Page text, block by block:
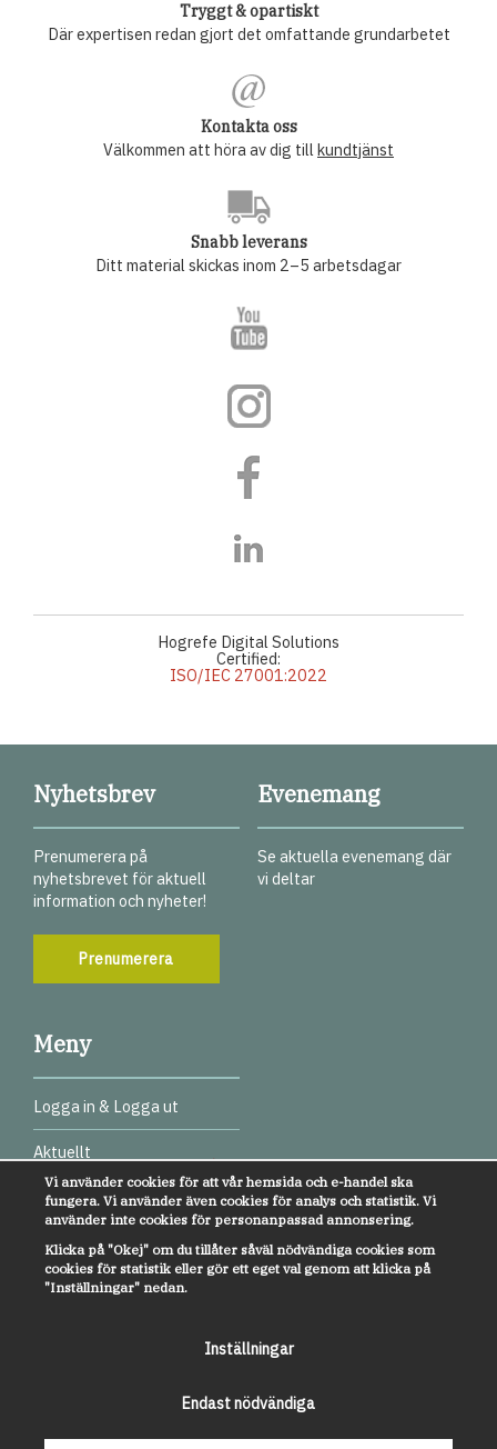
Tryggt & opartiskt
Där expertisen redan gjort det omfattande grundarbetet
Kontakta oss
Välkommen att höra av dig tillkundtjänst
Snabb leverans
Ditt material skickas inom 2–5 arbetsdagar
Hogrefe Digital Solutions
Certified:
ISO/IEC 27001:2022
Nyhetsbrev
Prenumerera på
nyhetsbrevet för aktuell
information och nyheter!
Prenumerera
Evenemang
Se aktuella evenemang där
vi deltar
Meny
Logga in & Logga ut
Aktuellt
Digitala test
Webbinarier
Övrigt
Vi använder cookies för att vår hemsida och e-handel ska
fungera. Vi använder även cookies för analys och statistik. Vi
använder inte cookies för personanpassad annonsering.
Klicka på "Okej" om du tillåter såväl nödvändiga cookies som
cookies för statistik eller gör ett eget val genom att klicka på
"Inställningar" nedan.
Inställningar
Endast nödvändiga